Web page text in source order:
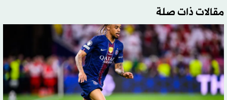
مقالات ذات صلة